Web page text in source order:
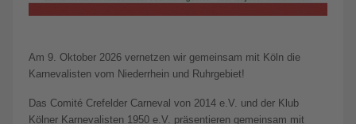
Am 9. Oktober 2026 vernetzen wir gemeinsam mit Köln die
Karnevalisten vom Niederrhein und Ruhrgebiet!
Das Comité Crefelder Carneval von 2014 e.V. und der Klub
Kölner Karnevalisten 1950 e.V. präsentieren gemeinsam mit